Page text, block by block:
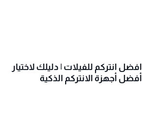
افضل انتركم للفيلات | دليلك لاختيار
أفضل أجهزة الانتركم الذكية